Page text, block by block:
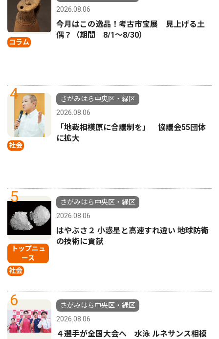
コラム
2026.08.06
今月はこの逸品！考古市宝展 見上げる土
偶？（期間 8/1〜8/30）
4
社会
さがみはら中央区・緑区
2026.08.06
「地裁相模原に合議制を」 協議会55団体
に拡大
5
トップニュ
ース
社会
さがみはら中央区・緑区
2026.08.06
はやぶさ２ 小惑星と高速すれ違い 地球防衛
の技術に貢献
6
さがみはら中央区・緑区
2026.08.06
４選手が全国大会へ 水泳 ルネサンス相模